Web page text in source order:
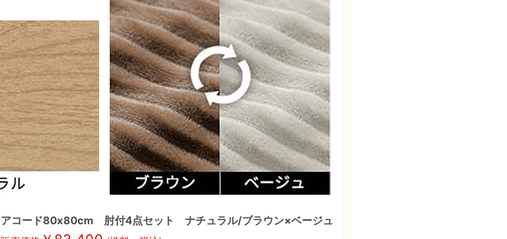
アコード80x80cm 肘付4点セット ナチュラル/ブラウン×ベージュ